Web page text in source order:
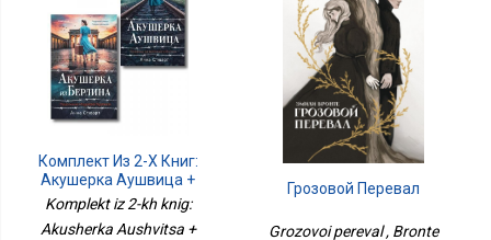
Комплект Из 2-Х Книг:
Акушерка Аушвица +
Акушерка Из Берлина
Komplekt iz 2-kh knig:
Akusherka Aushvitsa +
Грозовой Перевал
Grozovoi pereval , Bronte